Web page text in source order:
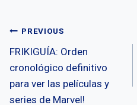
Post
navigation
PREVIOUS
FRIKIGUÍA: Orden
cronológico definitivo
para ver las películas y
series de Marvel!